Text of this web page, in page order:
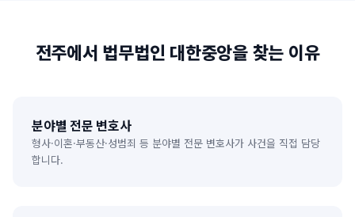
전주에서 법무법인 대한중앙을 찾는 이유
분야별 전문 변호사
형사·이혼·부동산·성범죄 등 분야별 전문 변호사가 사건을 직접 담당
합니다.